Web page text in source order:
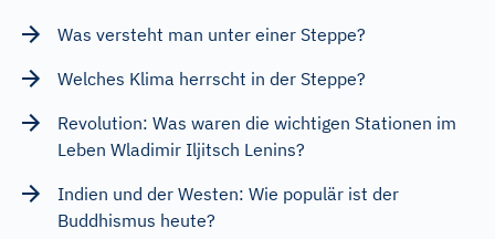
Was versteht man unter einer Steppe?
Welches Klima herrscht in der Steppe?
Revolution: Was waren die wichtigen Stationen im
Leben Wladimir Iljitsch Lenins?
Indien und der Westen: Wie populär ist der
Buddhismus heute?